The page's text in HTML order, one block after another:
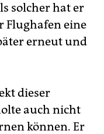
solcher hat er
Flughafen eine
erneut und
dieser
auch nicht
können. Er